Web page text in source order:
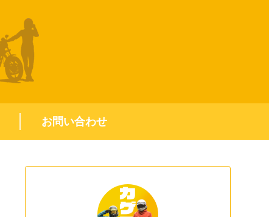
お問い合わせ